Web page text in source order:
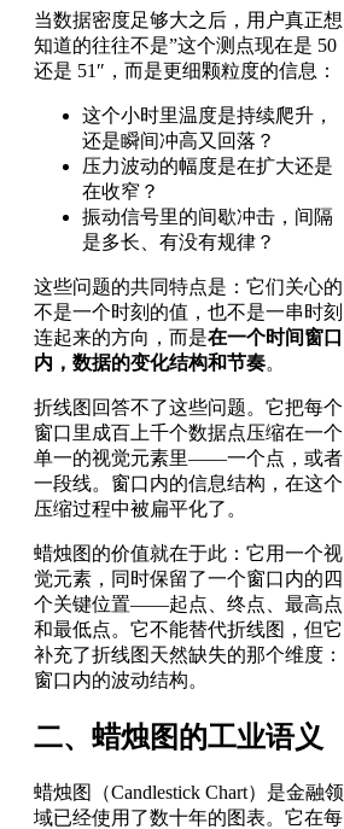
当数据密度足够大之后，用户真正想
知道的往往不是”这个测点现在是 50
还是 51″，而是更细颗粒度的信息：
这个小时里温度是持续爬升，
还是瞬间冲高又回落？
压力波动的幅度是在扩大还是
在收窄？
振动信号里的间歇冲击，间隔
是多长、有没有规律？
这些问题的共同特点是：它们关心的
不是一个时刻的值，也不是一串时刻
连起来的方向，而是在一个时间窗口
内，数据的变化结构和节奏。
折线图回答不了这些问题。它把每个
窗口里成百上千个数据点压缩在一个
单一的视觉元素里——一个点，或者
一段线。窗口内的信息结构，在这个
压缩过程中被扁平化了。
蜡烛图的价值就在于此：它用一个视
觉元素，同时保留了一个窗口内的四
个关键位置——起点、终点、最高点
和最低点。它不能替代折线图，但它
补充了折线图天然缺失的那个维度：
窗口内的波动结构。
二、蜡烛图的工业语义
蜡烛图（Candlestick Chart）是金融领
域已经使用了数十年的图表。它在每